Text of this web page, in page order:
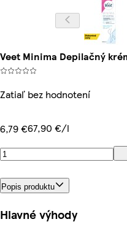
Veet Minima Depilačný
Zatiaľ bez hodnotení
6,79 €67,90 €/l
Popis produktu
Hlavné výhody